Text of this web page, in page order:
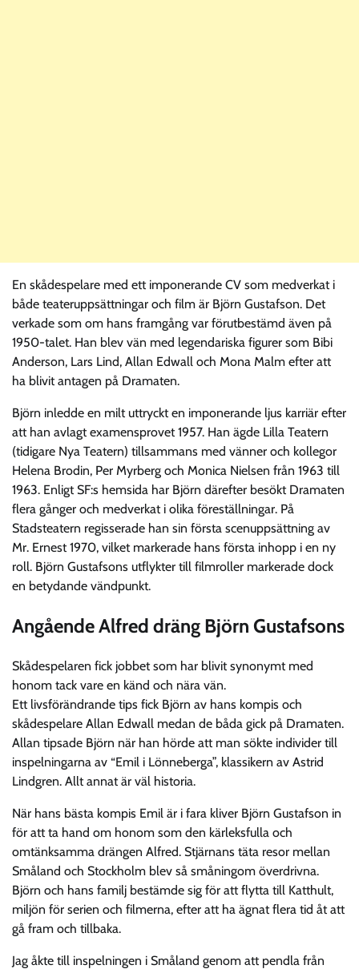
En skådespelare med ett imponerande CV som medverkat i
både teateruppsättningar och film är Björn Gustafson. Det
verkade som om hans framgång var förutbestämd även på
1950-talet. Han blev vän med legendariska figurer som Bibi
Anderson, Lars Lind, Allan Edwall och Mona Malm efter att
ha blivit antagen på Dramaten.
Björn inledde en milt uttryckt en imponerande ljus karriär efter
att han avlagt examensprovet 1957. Han ägde Lilla Teatern
(tidigare Nya Teatern) tillsammans med vänner och kollegor
Helena Brodin, Per Myrberg och Monica Nielsen från 1963 till
1963. Enligt SF:s hemsida har Björn därefter besökt Dramaten
flera gånger och medverkat i olika föreställningar. På
Stadsteatern regisserade han sin första scenuppsättning av
Mr. Ernest 1970, vilket markerade hans första inhopp i en ny
roll. Björn Gustafsons utflykter till filmroller markerade dock
en betydande vändpunkt.
Angående Alfred dräng Björn Gustafsons
Skådespelaren fick jobbet som har blivit synonymt med
honom tack vare en känd och nära vän.
Ett livsförändrande tips fick Björn av hans kompis och
skådespelare Allan Edwall medan de båda gick på Dramaten.
Allan tipsade Björn när han hörde att man sökte individer till
inspelningarna av “Emil i Lönneberga”, klassikern av Astrid
Lindgren. Allt annat är väl historia.
När hans bästa kompis Emil är i fara kliver Björn Gustafson in
för att ta hand om honom som den kärleksfulla och
omtänksamma drängen Alfred. Stjärnans täta resor mellan
Småland och Stockholm blev så småningom överdrivna.
Björn och hans familj bestämde sig för att flytta till Katthult,
miljön för serien och filmerna, efter att ha ägnat flera tid åt att
gå fram och tillbaka.
Jag åkte till inspelningen i Småland genom att pendla från